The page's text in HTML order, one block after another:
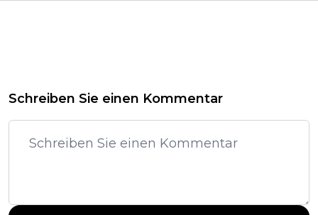
Schreiben Sie einen Kommentar